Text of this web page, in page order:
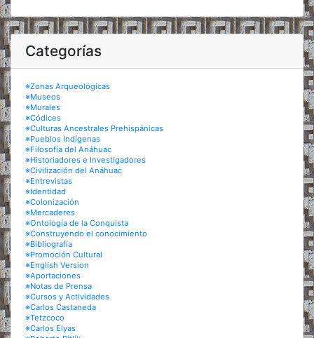
Categorías
※Zonas Arqueológicas
※Museos
※Murales
※Códices
※Culturas Ancestrales Prehispánicas
※Pueblos Indígenas
※Filosofía del Anáhuac
※Historiadores e Investigadores
※Civilización del Anáhuac
※Entrevistas
※Identidad
※Colonización
※Mercaderes
※Ontología de la Conquista
※Construyendo el conocimiento
※Bibliografía
※Promoción Cultural
※English Version
※Aportaciones
※Notas de Prensa
※Cursos y Actividades
※Carlos Castaneda
※Tetzcoco
※Carlos Elyas